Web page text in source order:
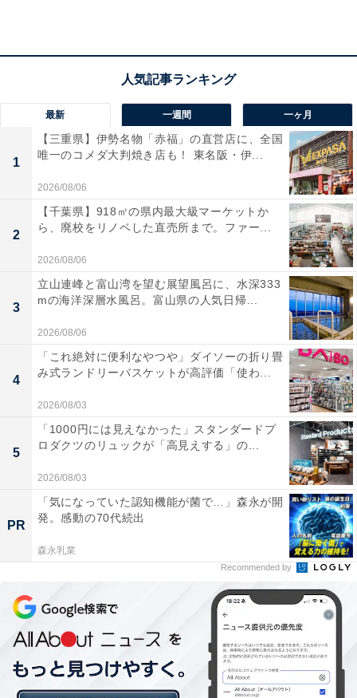
「都幾の湯【天然本薬草湯】」の口コミは？
「都幾の湯【天然本薬草湯】」には以下のような口コミ
が寄せられています。
古民家を移築したお風呂で、木の梁や温かみのある
雰囲気がとても素敵でした。ぬるりとしたアルカリ
性のお湯は肌にやさしく、上がったあとも体のポカ
ポカが長続きしました。
露天風呂から三波渓谷の緑が眺められて、まるで森
の中に浸かっているようでリフレッシュできまし
た。川のせせらぎが聞こえる環境で、日常の喧騒を
忘れられます。
最新 一週間 一ヶ月
1
【三重県】伊勢名物「赤福」の直営店に、全国
唯一のコメダ大判焼き店も！ 東名阪・伊...
2026/08/06
2
【千葉県】918㎡の県内最大級マーケットか
ら、廃校をリノベした直売所まで。ファー...
2026/08/06
3
立山連峰と富山湾を望む展望風呂に、水深333
mの海洋深層水風呂。富山県の人気日帰...
2026/08/06
4
「これ絶対に便利なやつや」ダイソーの折り畳
み式ランドリーバスケットが高評価「使わ...
2026/08/03
5
「1000円には見えなかった」スタンダードプ
ロダクツのリュックが「高見えする」の...
2026/08/03
PR
「気になっていた認知機能が菌で…」森永が開
発。感動の70代続出
森永乳業
Recommended by